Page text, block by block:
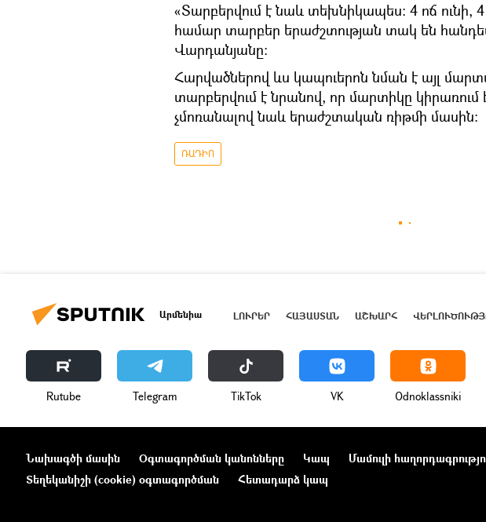
«Տարբերվում է նաև տեխնիկապես։ 4 ոճ ունի,
համար տարբեր երաժշտության տակ են
Վարդանյանը։
Հարվածներով ևս կապուերոն նման է այլ
տարբերվում է նրանով, որ մարտիկը կիրառում
չմոռանալով նաև երաժշտական ռիթմի մասին։
ՌԱԴԻՈ
Արմենիա ԼՈՒՐԵՐ ՀԱՅԱՍՏԱՆ ԱՇԽԱՐՀ
Rutube Telegram ТikТоk VK Odnoklassniki
Նախագծի մասին Օգտագործման կանոնները Կապ Մամուլի
Տեղեկանիշի (cookie) օգտագործման
Հետադարձ կապ